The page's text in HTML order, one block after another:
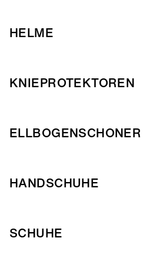
HELME
KNIEPROTEKTOREN
ELLBOGENSCHONER
HANDSCHUHE
SCHUHE